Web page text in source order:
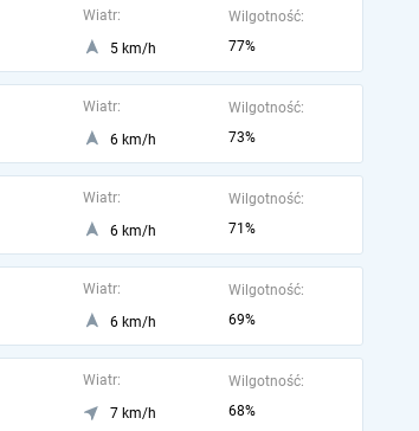
Wiatr:
5 km/h
Wilgotność:
77%
Wiatr:
6 km/h
Wilgotność:
73%
Wiatr:
6 km/h
Wilgotność:
71%
Wiatr:
6 km/h
Wilgotność:
69%
Wiatr:
7 km/h
Wilgotność:
68%